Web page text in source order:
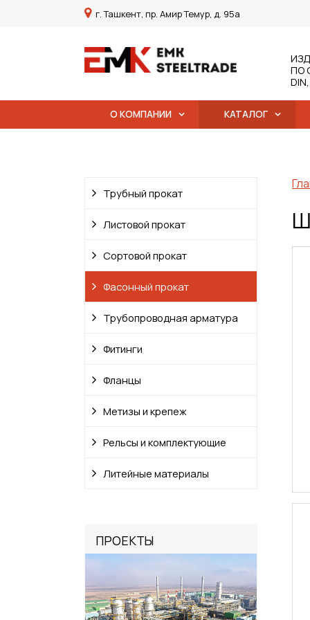
г. Ташкент, пр. Амир Темур, д. 95а
ПО
О КОМПАНИИ КАТАЛОГ
Трубный прокат
Листовой прокат
Сортовой прокат
Фасонный прокат
Трубопроводная арматура
Фитинги
Фланцы
Метизы и крепеж
Рельсы и комплектующие
Литейные материалы
ПРОЕКТЫ